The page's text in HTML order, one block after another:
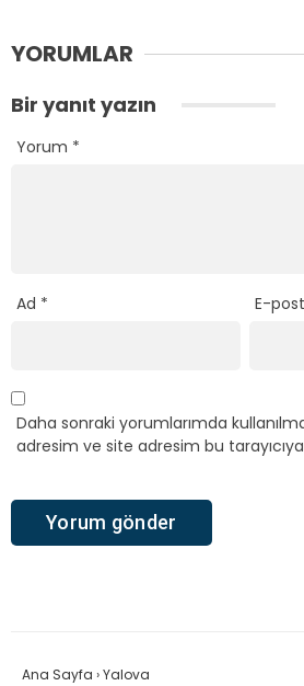
YORUMLAR
Bir yanıt yazın
Yorum *
Ad * E-
Daha sonraki yorumlarımda
adresim ve site adresim bu
Ana Sayfa ›Yalova